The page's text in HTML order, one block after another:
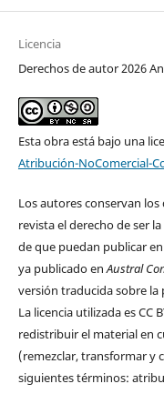
Licencia
Derechos de autor 2026
Esta obra está bajo una
Atribución-NoComercial-
Los autores conservan
revista el derecho de ser
de que puedan publicar
ya publicado enAustral
versión traducida sobre la
La licencia utilizada es CC
redistribuir el material en
(remezclar, transformar y
siguientes términos: